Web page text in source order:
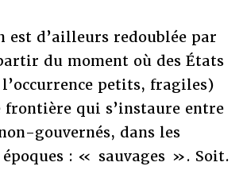
est d’ailleurs redoublée par
du moment où des États
petits, fragiles)
frontière qui s’instaure entre
gouvernés, dans les
époques : « sauvages ». Soit.